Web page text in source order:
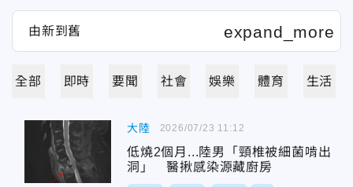
全部 即時 要聞 社會 娛樂 體育 生活
大陸
低燒2個月...陸男「頸椎被細菌啃出
洞」 醫揪感染源藏廚房
2026/07/23 11:12